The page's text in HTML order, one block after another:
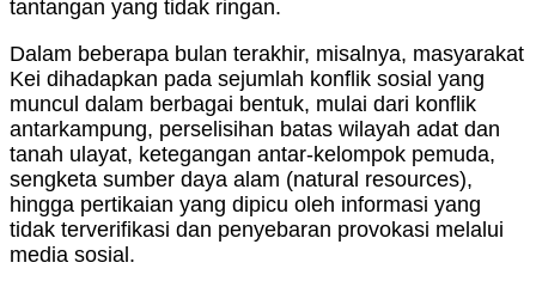
tantangan yang tidak ringan.
Dalam beberapa bulan terakhir, misalnya, masyarakat
Kei dihadapkan pada sejumlah konflik sosial yang
muncul dalam berbagai bentuk, mulai dari konflik
antarkampung, perselisihan batas wilayah adat dan
tanah ulayat, ketegangan antar-kelompok pemuda,
sengketa sumber daya alam (natural resources),
hingga pertikaian yang dipicu oleh informasi yang
tidak terverifikasi dan penyebaran provokasi melalui
media sosial.